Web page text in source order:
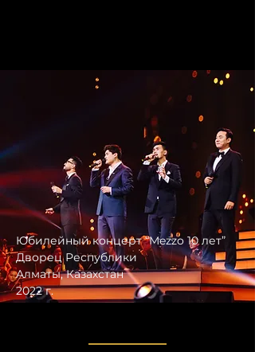
Юбилейный концерт “Mezzo 10 лет”
Дворец Республики
Алматы, Казахстан
2022 г.